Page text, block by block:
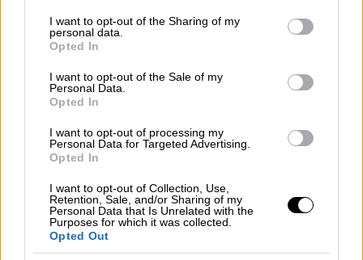
not limited to your visit or usage behaviour. You may click to
grant or deny consent to Google and its third-party tags to
use your data for below specified purposes in below Google
consent section.
I want to opt-out of the Sharing of my
personal data.
Opted In
I want to opt-out of the Sale of my
Personal Data.
Opted In
I want to opt-out of processing my
Personal Data for Targeted Advertising.
Opted In
I want to opt-out of Collection, Use,
Retention, Sale, and/or Sharing of my
Personal Data that Is Unrelated with the
Purposes for which it was collected.
Opted Out
ΔΙΑΒΑΣΤΕ ΕΠΙΣΗΣ
Ελλάδα|17.01.2022 09:10
Τραγωδία στη Θεσσαλονίκη: Νεκρές
δύο ηλικιωμένες στο διαμέρισμά
τους
Lifestyle|17.01.2022 09:05
Πέθανε ο πρωτοπόρος σκηνοθέτης
Ζαν-Κλοντ Λορντ - «Σφράγισε την
ιστορία της έβδομης τέχνης στο